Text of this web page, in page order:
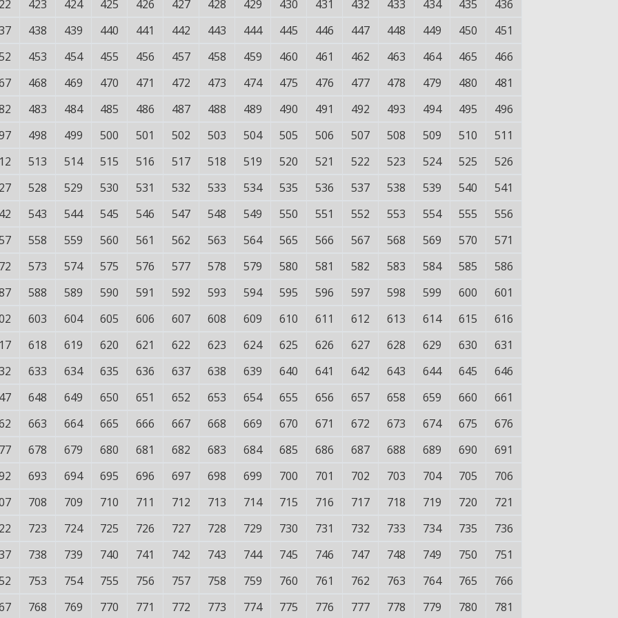
423 424 425 426 427 428 429 430 431 432 433 434 435
436
438 439 440 441 442 443 444 445 446 447 448 449 450
451
453 454 455 456 457 458 459 460 461 462 463 464 465
466
468 469 470 471 472 473 474 475 476 477 478 479 480
481
483 484 485 486 487 488 489 490 491 492 493 494 495
496
498 499 500 501 502 503 504 505 506 507 508 509 510
511
513 514 515 516 517 518 519 520 521 522 523 524 525
526
528 529 530 531 532 533 534 535 536 537 538 539 540
541
543 544 545 546 547 548 549 550 551 552 553 554 555
556
558 559 560 561 562 563 564 565 566 567 568 569 570
571
573 574 575 576 577 578 579 580 581 582 583 584 585
586
588 589 590 591 592 593 594 595 596 597 598 599 600
601
603 604 605 606 607 608 609 610 611 612 613 614 615
616
618 619 620 621 622 623 624 625 626 627 628 629 630
631
633 634 635 636 637 638 639 640 641 642 643 644 645
646
648 649 650 651 652 653 654 655 656 657 658 659 660
661
663 664 665 666 667 668 669 670 671 672 673 674 675
676
678 679 680 681 682 683 684 685 686 687 688 689 690
691
693 694 695 696 697 698 699 700 701 702 703 704 705
706
708 709 710 711 712 713 714 715 716 717 718 719 720
721
723 724 725 726 727 728 729 730 731 732 733 734 735
736
738 739 740 741 742 743 744 745 746 747 748 749 750
751
753 754 755 756 757 758 759 760 761 762 763 764 765
766
768 769 770 771 772 773 774 775 776 777 778 779 780 781